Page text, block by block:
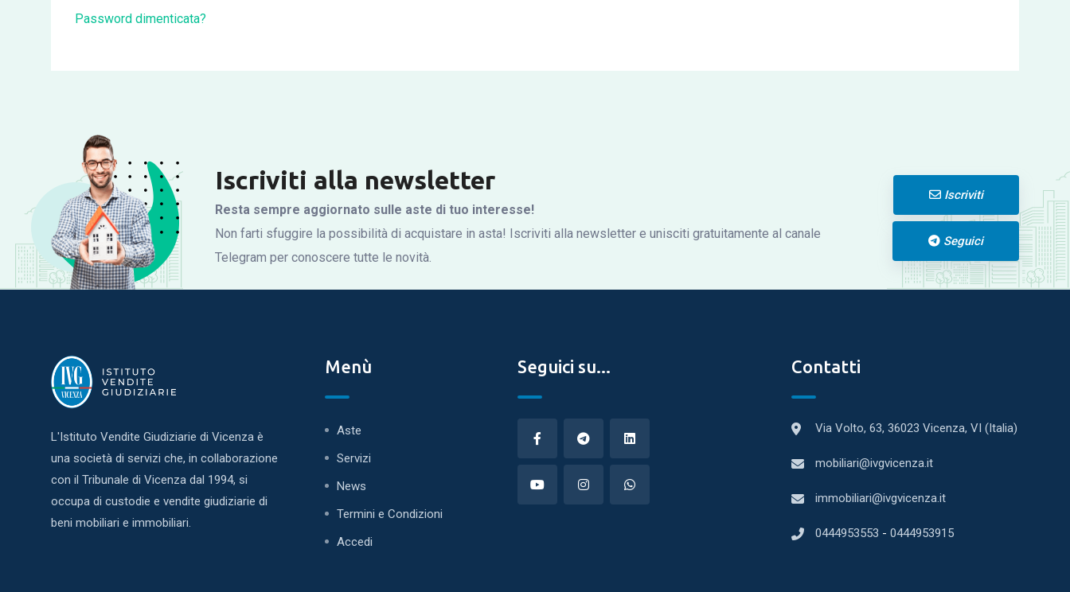
Password dimenticata?
Iscriviti alla newsletter
Resta sempre aggiornato sulle aste di tuo interesse!
Non farti sfuggire la possibilità di acquistare in asta! Iscriviti alla newsletter e unisciti gratuitamente al canale
Telegram per conoscere tutte le novità.
Iscriviti
Seguici
L'Istituto Vendite Giudiziarie di Vicenza è
una società di servizi che, in collaborazione
con il Tribunale di Vicenza dal 1994, si
occupa di custodie e vendite giudiziarie di
beni mobiliari e immobiliari.
Menù
Aste
Servizi
News
Termini e Condizioni
Accedi
Seguici su... Contatti
Via Volto, 63, 36023 Vicenza, VI (Italia)
mobiliari@ivgvicenza.it
immobiliari@ivgvicenza.it
0444953553 - 0444953915